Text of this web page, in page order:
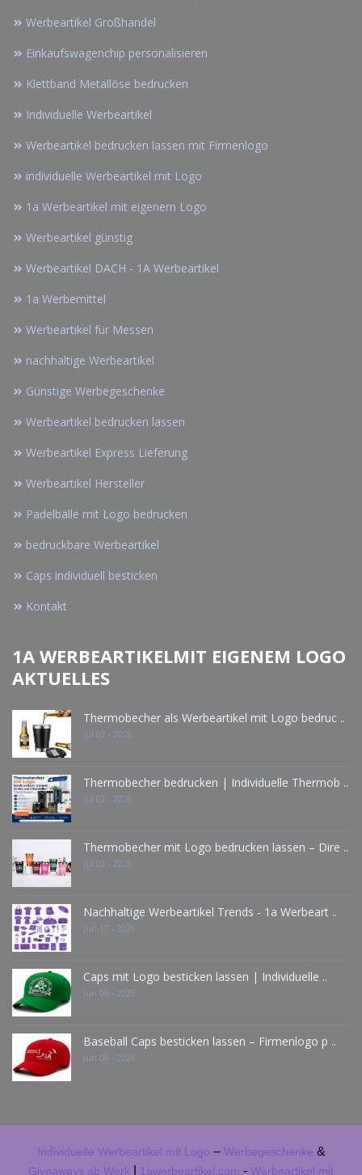
Werbeartikel Großhandel
Einkaufswagenchip personalisieren
Klettband Metallöse bedrucken
Individuelle Werbeartikel
Werbeartikel bedrucken lassen mit Firmenlogo
individuelle Werbeartikel mit Logo
1a Werbeartikel mit eigenem Logo
Werbeartikel günstig
Werbeartikel DACH - 1A Werbeartikel
1a Werbemittel
Werbeartikel für Messen
nachhaltige Werbeartikel
Günstige Werbegeschenke
Werbeartikel bedrucken lassen
Werbeartikel Express Lieferung
Werbeartikel Hersteller
Padelbälle mit Logo bedrucken
bedruckbare Werbeartikel
Caps individuell besticken
Kontakt
1A WERBEARTIKELMIT EIGENEM LOGO
AKTUELLES
Thermobecher als Werbeartikel mit Logo bedruc ..
Jul 02 - 2026
Thermobecher bedrucken | Individuelle Thermob ..
Jul 02 - 2026
Thermobecher mit Logo bedrucken lassen – Dire ..
Jul 02 - 2026
Nachhaltige Werbeartikel Trends - 1a Werbeart ..
Jun 17 - 2026
Caps mit Logo besticken lassen | Individuelle ..
Jun 06 - 2026
Baseball Caps besticken lassen – Firmenlogo p ..
Jun 06 - 2026
Individuelle Werbeartikel mit Logo – Werbegeschenke &
Giveaways ab Werk 1awerbeartikel.com - Werbeartikel mit